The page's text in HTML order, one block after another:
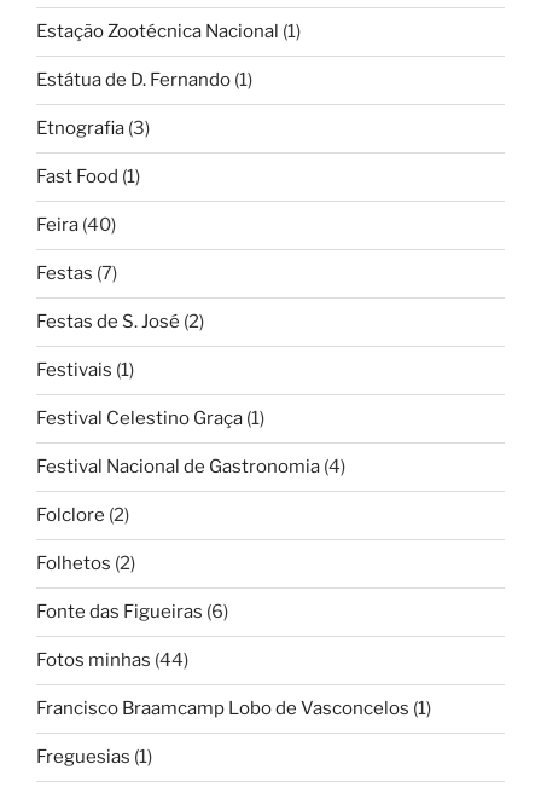
Estação Zootécnica Nacional (1)
Estátua de D. Fernando (1)
Etnografia (3)
Fast Food (1)
Feira (40)
Festas (7)
Festas de S. José (2)
Festivais (1)
Festival Celestino Graça (1)
Festival Nacional de Gastronomia (4)
Folclore (2)
Folhetos (2)
Fonte das Figueiras (6)
Fotos minhas (44)
Francisco Braamcamp Lobo de Vasconcelos (1)
Freguesias (1)